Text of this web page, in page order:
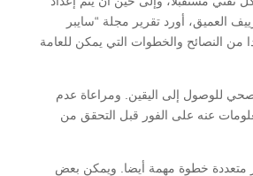
العميق، أورد تقرير مجلة “سايبر
من النصائح والخطوات التي يمكن للعامة
للوصول إلى اليقين. ومراعاة عدم
عنه على الفور قبل التحقق من
متعددة خطوة مهمة أيضا. ويمكن بعض